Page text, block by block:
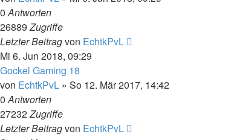
0Antworten
26889Zugriffe
Letzter Beitragvon EchtkPvL
Mi 6. Jun 2018, 09:29
Gockel Gaming 18
von EchtkPvL » So 12. Mär 2017, 14:42
0Antworten
27232Zugriffe
Letzter Beitragvon EchtkPvL